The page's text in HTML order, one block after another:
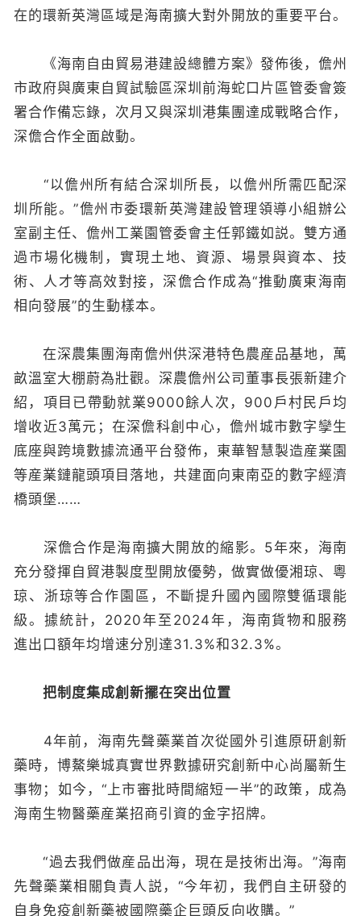
在的環新英灣區域是海南擴大對外開放的重要平台。
《海南自由貿易港建設總體方案》發佈後，儋州
市政府與廣東自貿試驗區深圳前海蛇口片區管委會簽
署合作備忘錄，次月又與深圳港集團達成戰略合作，
深儋合作全面啟動。
“以儋州所有結合深圳所長，以儋州所需匹配深
圳所能。”儋州市委環新英灣建設管理領導小組辦公
室副主任、儋州工業園管委會主任郭鐵如説。雙方通
過市場化機制，實現土地、資源、場景與資本、技
術、人才等高效對接，深儋合作成為“推動廣東海南
相向發展”的生動樣本。
在深農集團海南儋州供深港特色農産品基地，萬
畝溫室大棚蔚為壯觀。深農儋州公司董事長張新建介
紹，項目已帶動就業9000餘人次，900戶村民戶均
增收近3萬元；在深儋科創中心，儋州城市數字孿生
底座與跨境數據流通平台發佈，東華智慧製造産業園
等産業鏈龍頭項目落地，共建面向東南亞的數字經濟
橋頭堡……
深儋合作是海南擴大開放的縮影。5年來，海南
充分發揮自貿港製度型開放優勢，做實做優湘琼、粵
琼、浙琼等合作園區，不斷提升國內國際雙循環能
級。據統計，2020年至2024年，海南貨物和服務
進出口額年均增速分別達31.3%和32.3%。
把制度集成創新擺在突出位置
4年前，海南先聲藥業首次從國外引進原研創新
藥時，博鰲樂城真實世界數據研究創新中心尚屬新生
事物；如今，“上市審批時間縮短一半”的政策，成為
海南生物醫藥産業招商引資的金字招牌。
“過去我們做産品出海，現在是技術出海。”海南
先聲藥業相關負責人説，“今年初，我們自主研發的
自身免疫創新藥被國際藥企巨頭反向收購。”